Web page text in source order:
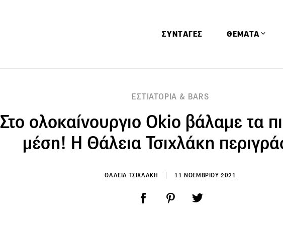
ΣΥΝΤΑΓΕΣ ΘΕΜΑΤΑ
Ειδήσεις
Έρευνες
ΕΣΤΙΑΤΟΡΙΑ & BARS
Στο ολοκαίνουργιο Οkio βάλαμε τα
μέση! Η Θάλεια Τσιχλάκη
ΘΑΛΕΙΑ ΤΣΙΧΛΑΚΗ 11 ΝΟΕΜΒΡΙΟΥ 2021